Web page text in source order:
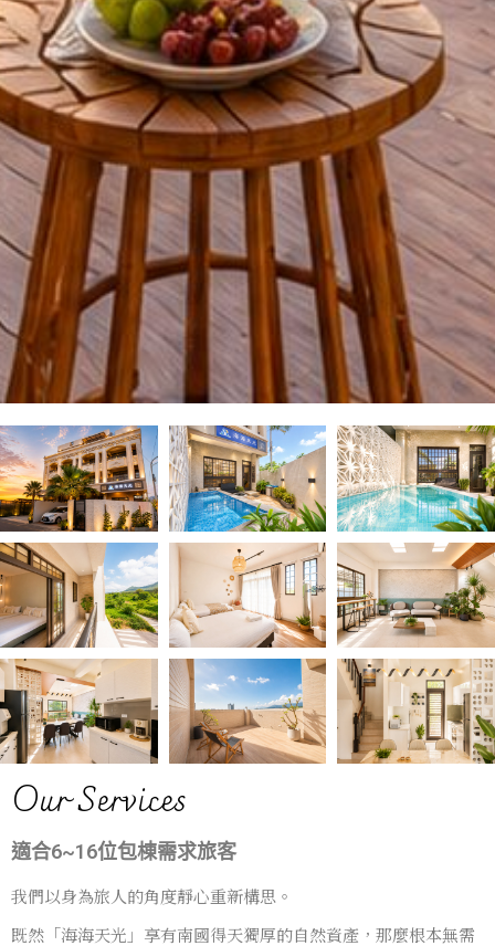
Our Services
適合6~16位包棟需求旅客
我們以身為旅人的角度靜心重新構思。
既然「海海天光」享有南國得天獨厚的自然資產，那麼根本無需